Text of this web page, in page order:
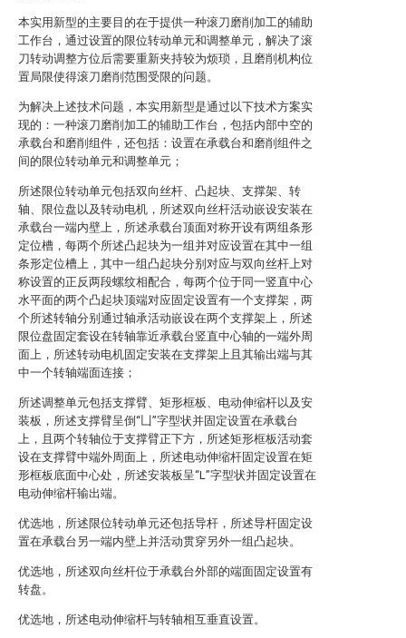
本实用新型的主要目的在于提供一种滚刀磨削加工的辅助
工作台，通过设置的限位转动单元和调整单元，解决了滚
刀转动调整方位后需要重新夹持较为烦琐，且磨削机构位
置局限使得滚刀磨削范围受限的问题。
为解决上述技术问题，本实用新型是通过以下技术方案实
现的：一种滚刀磨削加工的辅助工作台，包括内部中空的
承载台和磨削组件，还包括：设置在承载台和磨削组件之
间的限位转动单元和调整单元；
所述限位转动单元包括双向丝杆、凸起块、支撑架、转
轴、限位盘以及转动电机，所述双向丝杆活动嵌设安装在
承载台一端内壁上，所述承载台顶面对称开设有两组条形
定位槽，每两个所述凸起块为一组并对应设置在其中一组
条形定位槽上，其中一组凸起块分别对应与双向丝杆上对
称设置的正反两段螺纹相配合，每两个位于同一竖直中心
水平面的两个凸起块顶端对应固定设置有一个支撑架，两
个所述转轴分别通过轴承活动嵌设在两个支撑架上，所述
限位盘固定套设在转轴靠近承载台竖直中心轴的一端外周
面上，所述转动电机固定安装在支撑架上且其输出端与其
中一个转轴端面连接；
所述调整单元包括支撑臂、矩形框板、电动伸缩杆以及安
装板，所述支撑臂呈倒“凵”字型状并固定设置在承载台
上，且两个转轴位于支撑臂正下方，所述矩形框板活动套
设在支撑臂中端外周面上，所述电动伸缩杆固定设置在矩
形框板底面中心处，所述安装板呈“L”字型状并固定设置在
电动伸缩杆输出端。
优选地，所述限位转动单元还包括导杆，所述导杆固定设
置在承载台另一端内壁上并活动贯穿另外一组凸起块。
优选地，所述双向丝杆位于承载台外部的端面固定设置有
转盘。
优选地，所述电动伸缩杆与转轴相互垂直设置。